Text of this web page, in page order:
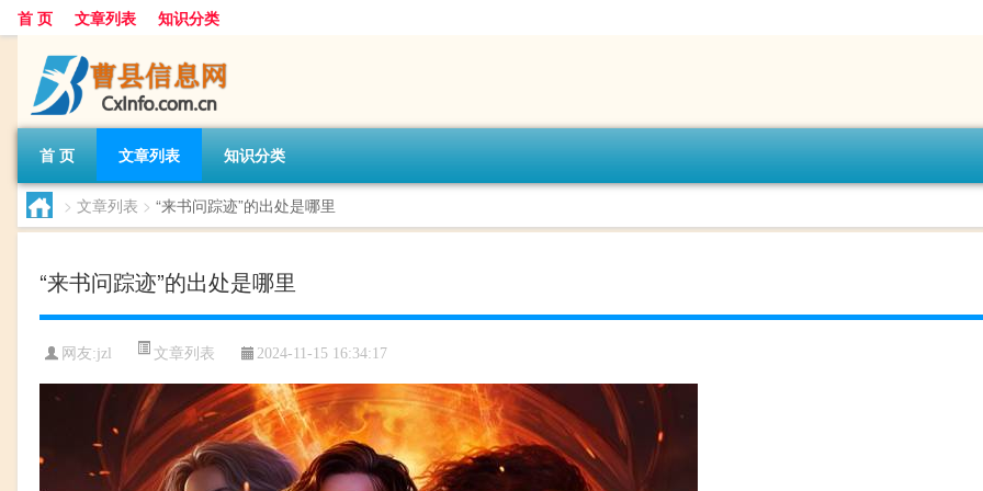
首 页 文章列表 知识分类
首 页 文章列表 知识分类
> 文章列表 > “来书问踪迹”的出处是哪里
“来书问踪迹”的出处是哪里
网友:jzl 文章列表 2024-11-15 16:34:17